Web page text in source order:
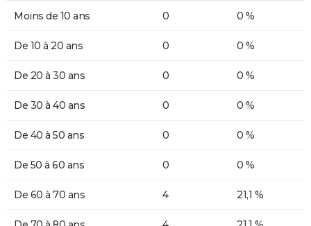
Moins de 10 ans 0 0 %
De 10 à 20 ans 0 0 %
De 20 à 30 ans 0 0 %
De 30 à 40 ans 0 0 %
De 40 à 50 ans 0 0 %
De 50 à 60 ans 0 0 %
De 60 à 70 ans 4 21,1 %